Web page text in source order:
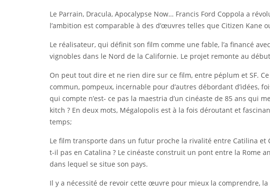
Le Parrain, Dracula, Apocalypse Now… Francis Ford Coppola a
l’ambition est comparable à des d’œuvres telles que Citizen Kane
Le réalisateur, qui définit son film comme une fable, l’a financé
vignobles dans le Nord de la Californie. Le projet remonte au
On peut tout dire et ne rien dire sur ce film, entre péplum et SF.
commun, pompeux, incernable pour d’autres débordant
qui compte n’est- ce pas la maestria d’un cinéaste de 85 ans qui
kitch ? En deux mots, Mégalopolis est à la fois déroutant et
temps;
Le film transporte dans un futur proche la rivalité entre Catilina et
t-il pas en Catalina ? Le cinéaste construit un pont entre la Rome
dans lequel se situe son pays.
Il y a nécessité de revoir cette œuvre pour mieux la comprendre,